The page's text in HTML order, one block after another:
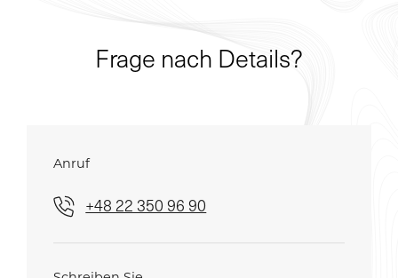
Frage nach Details?
Anruf
+48 22 350 96 90